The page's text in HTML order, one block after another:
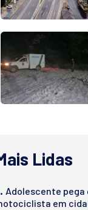
Lidas
Adolescente
em